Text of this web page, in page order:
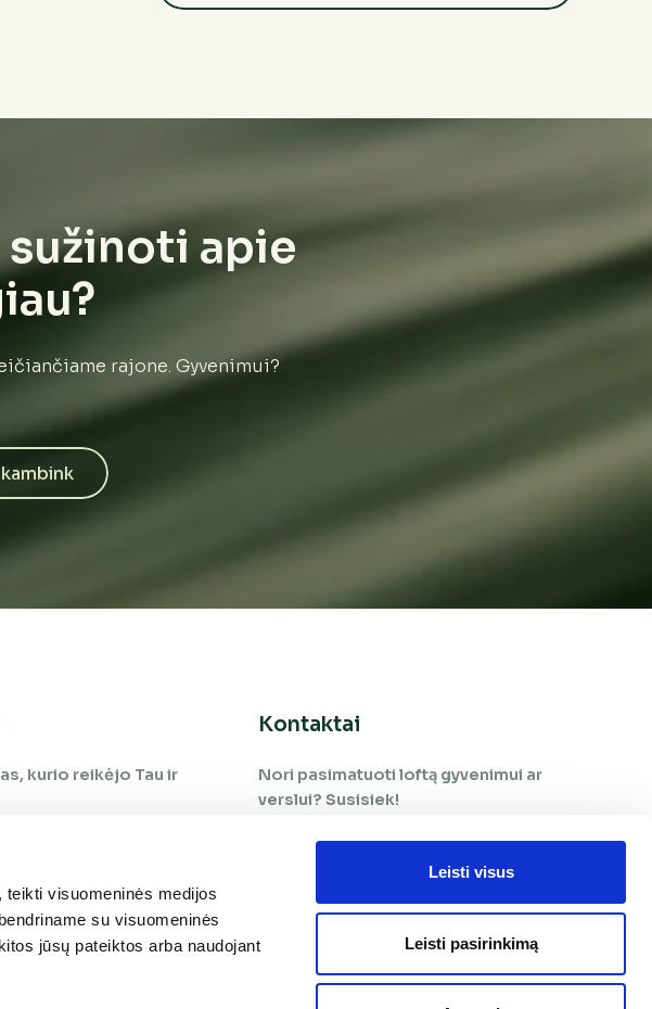
visuomeninės medijos
su visuomeninės
jūsų pateiktos arba naudojant
Leisti visus
Leisti pasirinkimą
sužinoti apie
rajone. Gyvenimui?
kurio reikėjo Tau ir
Kontaktai
Nori pasimatuoti loftą gyvenimui ar
verslui? Susisiek!
+370 65 966 505
+370 660 09 978
pardavimai@tekaloftai.lt